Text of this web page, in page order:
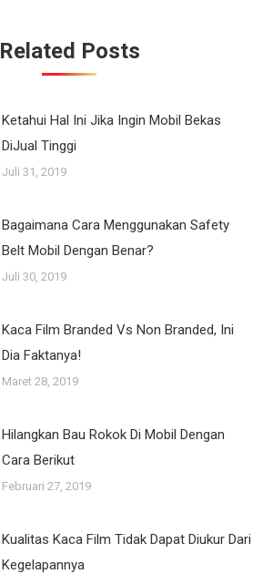
Related Posts
Ketahui Hal Ini Jika Ingin Mobil Bekas
DiJual Tinggi
Juli 31, 2019
Bagaimana Cara Menggunakan Safety
Belt Mobil Dengan Benar?
Juli 30, 2019
Kaca Film Branded Vs Non Branded, Ini
Dia Faktanya!
Maret 28, 2019
Hilangkan Bau Rokok Di Mobil Dengan
Cara Berikut
Februari 27, 2019
Kualitas Kaca Film Tidak Dapat Diukur Dari
Kegelapannya